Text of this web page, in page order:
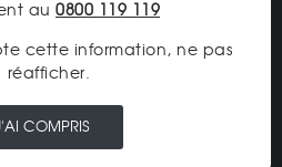
la lettre d'actualités
newsletter Achat-Or-et-
au 0800 119 119
cette information, ne pas
réafficher.
COMPRIS